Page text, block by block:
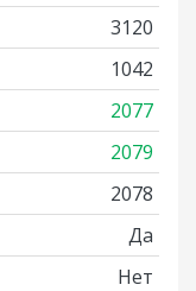
3120
1042
2077
2079
2078
Да
Нет